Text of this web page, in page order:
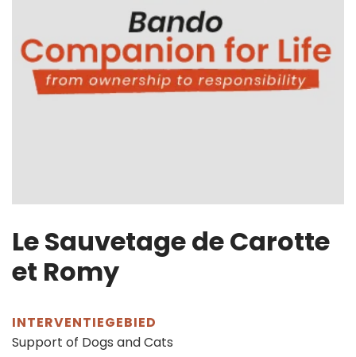
Le Sauvetage de Carotte
et Romy
INTERVENTIEGEBIED
Support of Dogs and Cats